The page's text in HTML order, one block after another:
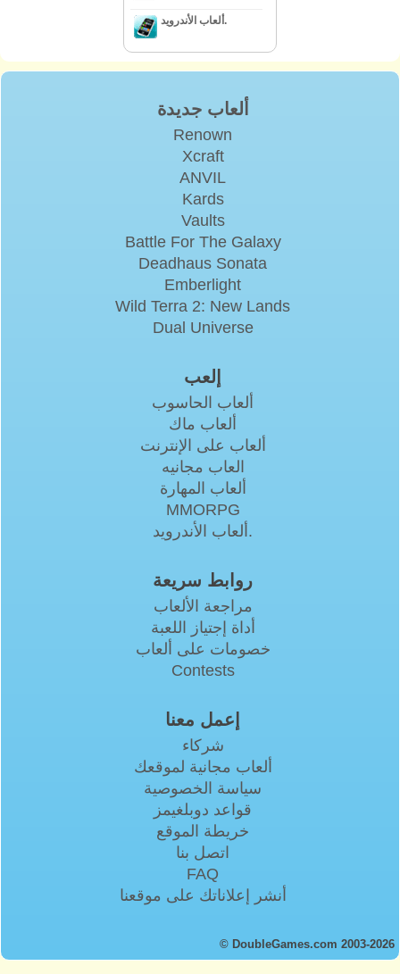
ألعاب الأندرويد.
ألعاب جديدة
Renown
Xcraft
ANVIL
Kards
Vaults
Battle For The Galaxy
Deadhaus Sonata
Emberlight
Wild Terra 2: New Lands
Dual Universe
إلعب
ألعاب الحاسوب
ألعاب ماك
ألعاب على الإنترنت
العاب مجانيه
ألعاب المهارة
MMORPG
ألعاب الأندرويد.
روابط سريعة
مراجعة الألعاب
أداة إجتياز اللعبة
خصومات على ألعاب
Contests
إعمل معنا
شركاء
ألعاب مجانية لموقعك
سياسة الخصوصية
قواعد دوبلغيمز
خريطة الموقع
اتصل بنا
FAQ
أنشر إعلاناتك على موقعنا
© DoubleGames.com 2003-2026